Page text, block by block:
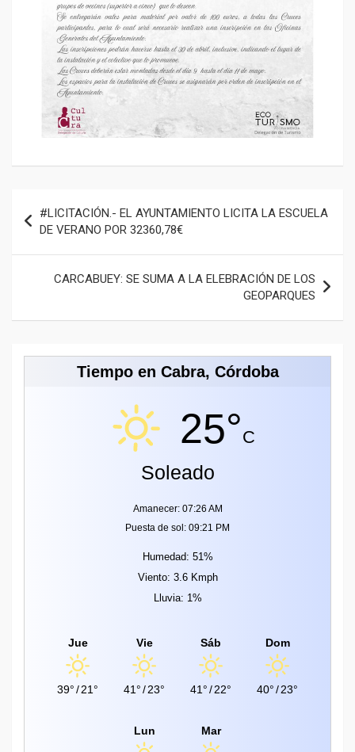
Navegación
de
entradas
#LICITACIÓN.- EL AYUNTAMIENTO LICITA LA ESCUELA
DE VERANO POR 32360,78€
CARCABUEY: SE SUMA A LA ELEBRACIÓN DE LOS
GEOPARQUES
Tiempo en Cabra, Córdoba
25°C
Soleado
Amanecer: 07:26 AM
Puesta de sol: 09:21 PM
Humedad: 51%
Viento: 3.6 Kmph
Lluvia: 1%
Jue
39°/21°
Vie
41°/23°
Sáb
41°/22°
Dom
40°/23°
Lun Mar